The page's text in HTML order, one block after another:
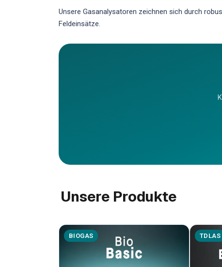
Unsere Gasanalysatoren zeichnen sich durch
Feldeinsätze.
Unsere Produkte
BIOGAS TDLAS